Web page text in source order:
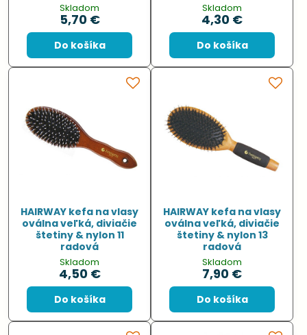
Skladom
5,70 €
Do košíka
Skladom
4,30 €
Do košíka
HAIRWAY kefa na vlasy
oválna veľká, diviačie
štetiny & nylon 11
radová
Skladom
4,50 €
Do košíka
HAIRWAY kefa na vlasy
oválna veľká, diviačie
štetiny & nylon 13
radová
Skladom
7,90 €
Do košíka